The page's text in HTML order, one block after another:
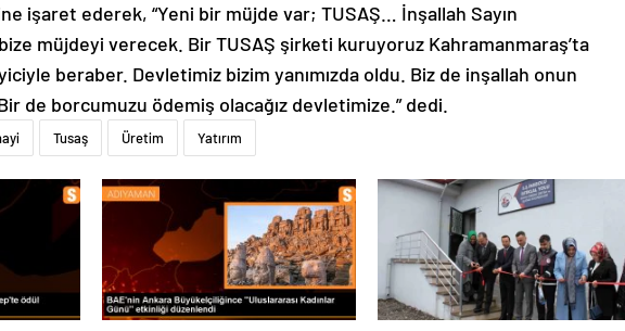
işaret ederek, “Yeni bir müjde var; TUSAŞ… İnşallah Sayın
bize müjdeyi verecek. Bir TUSAŞ şirketi kuruyoruz Kahramanmaraş’ta
beraber. Devletimiz bizim yanımızda oldu. Biz de inşallah onun
de borcumuzu ödemiş olacağız devletimize.” dedi.
Tusaş Üretim Yatırım